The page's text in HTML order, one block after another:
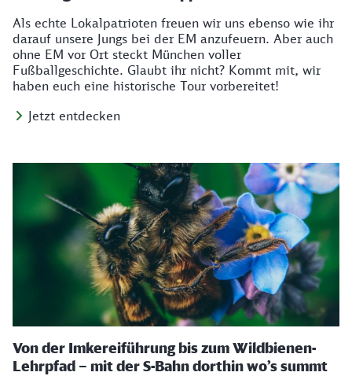
Als echte Lokalpatrioten freuen wir uns ebenso wie ihr
darauf unsere Jungs bei der EM anzufeuern. Aber auch
ohne EM vor Ort steckt München voller
Fußballgeschichte. Glaubt ihr nicht? Kommt mit, wir
haben euch eine historische Tour vorbereitet!
Jetzt entdecken
Von der Imkereiführung bis zum Wildbienen-
Lehrpfad – mit der S-Bahn dorthin wo’s summt